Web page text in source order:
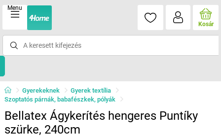
Menu
Kosár
Gyerekeknek
Gyerek textília
Szoptatós párnák, babafészkek, pólyák
Bellatex Ágykerítés hengeres Puntíky
szürke, 240cm